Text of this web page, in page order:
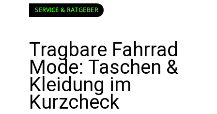
SERVICE & RATGEBER
Tragbare Fahrrad
Mode: Taschen &
Kleidung im
Kurzcheck